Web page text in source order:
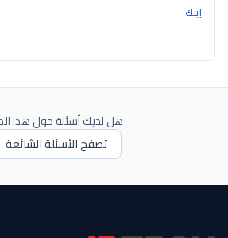
إبتك
هل لديك أسئلة حول هذا
تصفح الأسئلة